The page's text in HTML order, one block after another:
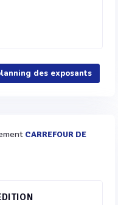
des exposants
CARREFOUR DE